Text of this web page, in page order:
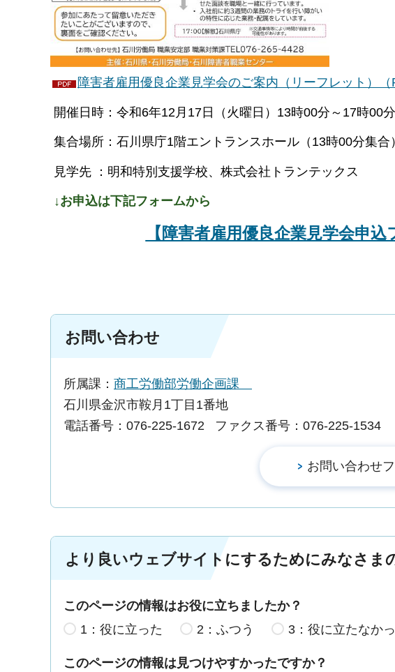
障害者雇用優良企業見学会のご案内（リーフレット）（
開催日時：令和6年12月17日（火曜日）13時00分～17時00分
集合場所：石川県庁1階エントランスホール（13時00分集合）
見学先 ：明和特別支援学校、株式会社トランテックス
↓お申込は下記フォームから
【障害者雇用優良企業見学会申
お問い合わせ
所属課： 商工労働部労働企画課
石川県金沢市鞍月1丁目1番地
電話番号：076-225-1672
ファクス番号：076-225-1534
より良いウェブサイトにするためにみなさま
このページの情報はお役に立ちましたか？
1：役に立った
2：ふつう 3：役に立たなか
このページの情報は見つけやすかったですか？